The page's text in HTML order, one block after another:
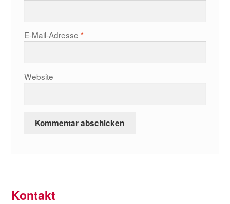
E-Mail-Adresse *
Website
Kontakt